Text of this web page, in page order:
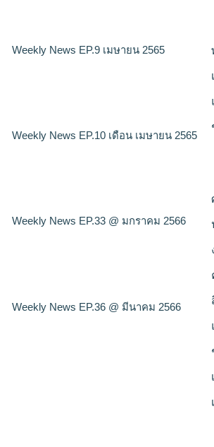
Weekly News EP.9 เมษายน 2565
Weekly News EP.10 เดือน เมษายน 2565
Weekly News EP.33 @ มกราคม 2566
Weekly News EP.36 @ มีนาคม 2566